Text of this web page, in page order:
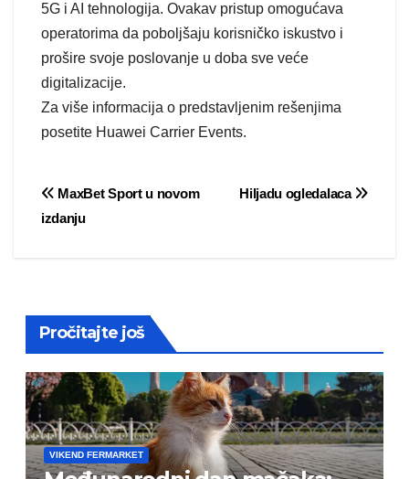
5G i AI tehnologija. Ovakav pristup omogućava
operatorima da poboljšaju korisničko iskustvo i
prošire svoje poslovanje u doba sve veće
digitalizacije.
Za više informacija o predstavljenim rešenjima
posetite Huawei Carrier Events.
Post
navigation
Hiljadu ogledalaca
MaxBet Sport u novom
izdanju
Pročitajte još
VIKEND FERMARKET